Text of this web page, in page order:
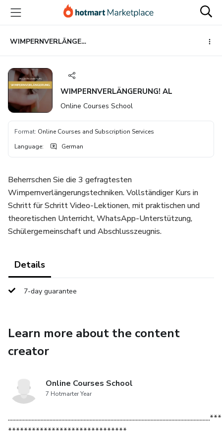
main
content
WIMPERNVERLÄNGERUNG! AL
WIMPERNVERLÄNGERUNG! AL
Online Courses School
Format: Online Courses and Subscription Services
Language: German
Beherrschen Sie die 3 gefragtesten
Wimpernverlängerungstechniken. Vollständiger Kurs in
Schritt für Schritt Video-Lektionen, mit praktischen und
theoretischen Unterricht, WhatsApp-Unterstützung,
Schülergemeinschaft und Abschlusszeugnis.
Details
7-day guarantee
Learn more about the content
creator
Online Courses School
7 Hotmarter Year
******************************